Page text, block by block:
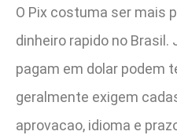
O Pix costuma ser mais
dinheiro rapido no
pagam em dolar podem
geralmente exigem
aprovacao, idioma e